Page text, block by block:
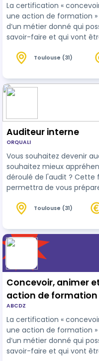
La certification «
une action de formation »
d’un métier donné qui
savoir-faire et qui vont
Toulouse (31)
Auditeur interne
ORQUALI
Vous souhaitez devenir
souhaitez mieux
déroulé de l'audit ? Cette formation vous
permettra de vous
être.
Toulouse (31)
Concevoir, animer
action de formation
ABCDZ
La certification «
une action de formation »
d’un métier donné qui
savoir-faire et qui vont